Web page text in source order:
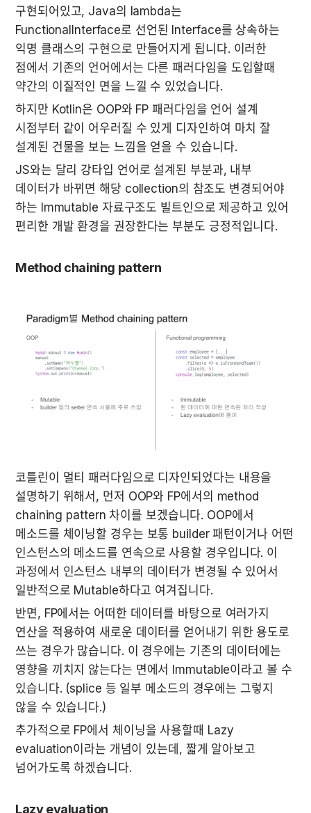
구현되어있고, Java의 lambda는
FunctionalInterface로 선언된 Interface를 상속하는
익명 클래스의 구현으로 만들어지게 됩니다. 이러한
점에서 기존의 언어에서는 다른 패러다임을 도입할때
약간의 이질적인 면을 느낄 수 있었습니다.
하지만 Kotlin은 OOP와 FP 패러다임을 언어 설계
시점부터 같이 어우러질 수 있게 디자인하여 마치 잘
설계된 건물을 보는 느낌을 얻을 수 있습니다.
JS와는 달리 강타입 언어로 설계된 부분과, 내부
데이터가 바뀌면 해당 collection의 참조도 변경되어야
하는 Immutable 자료구조도 빌트인으로 제공하고 있어
편리한 개발 환경을 권장한다는 부분도 긍정적입니다.
Method chaining pattern
코틀린이 멀티 패러다임으로 디자인되었다는 내용을
설명하기 위해서, 먼저 OOP와 FP에서의 method
chaining pattern 차이를 보겠습니다. OOP에서
메소드를 체이닝할 경우는 보통 builder 패턴이거나 어떤
인스턴스의 메소드를 연속으로 사용할 경우입니다. 이
과정에서 인스턴스 내부의 데이터가 변경될 수 있어서
일반적으로 Mutable하다고 여겨집니다.
반면, FP에서는 어떠한 데이터를 바탕으로 여러가지
연산을 적용하여 새로운 데이터를 얻어내기 위한 용도로
쓰는 경우가 많습니다. 이 경우에는 기존의 데이터에는
영향을 끼치지 않는다는 면에서 Immutable이라고 볼 수
있습니다. (splice 등 일부 메소드의 경우에는 그렇지
않을 수 있습니다.)
추가적으로 FP에서 체이닝을 사용할때 Lazy
evaluation이라는 개념이 있는데, 짧게 알아보고
넘어가도록 하겠습니다.
Lazy evaluation